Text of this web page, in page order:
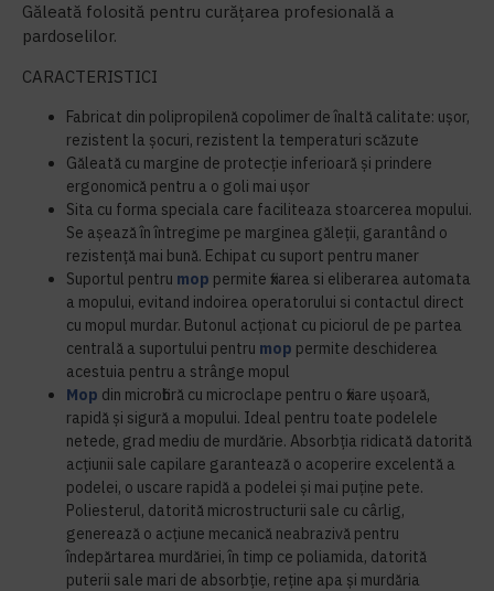
Găleată folosită pentru curățarea profesională a
pardoselilor.
CARACTERISTICI
Fabricat din polipropilenă copolimer de înaltă calitate: ușor,
rezistent la șocuri, rezistent la temperaturi scăzute
Găleată cu margine de protecție inferioară și prindere
ergonomică pentru a o goli mai ușor
Sita cu forma speciala care faciliteaza stoarcerea mopului.
Se așează în întregime pe marginea găleții, garantând o
rezistență mai bună. Echipat cu suport pentru maner
Suportul pentru mop permite fixarea si eliberarea automata
a mopului, evitand indoirea operatorului si contactul direct
cu mopul murdar. Butonul acționat cu piciorul de pe partea
centrală a suportului pentru mop permite deschiderea
acestuia pentru a strânge mopul
Mop din microfibră cu microclape pentru o fixare ușoară,
rapidă și sigură a mopului. Ideal pentru toate podelele
netede, grad mediu de murdărie. Absorbția ridicată datorită
acțiunii sale capilare garantează o acoperire excelentă a
podelei, o uscare rapidă a podelei și mai puține pete.
Poliesterul, datorită microstructurii sale cu cârlig,
generează o acțiune mecanică neabrazivă pentru
îndepărtarea murdăriei, în timp ce poliamida, datorită
puterii sale mari de absorbție, reține apa și murdăria